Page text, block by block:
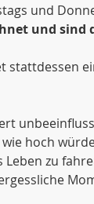
und
und
stattdessen
hoch
zu